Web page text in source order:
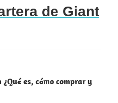
de Giant
¿Qué es, cómo comprar y